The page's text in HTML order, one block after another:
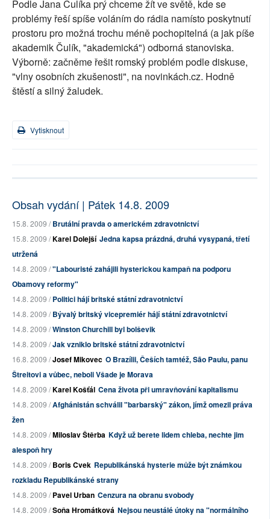
Podle Jana Čulíka prý chceme žít ve světě, kde se
problémy řeší spíše voláním do rádia namísto poskytnutí
prostoru pro možná trochu méně pochopitelná (a jak píše
akademik Čulík, "akademická") odborná stanoviska.
Výborně: začněme řešit romský problém podle diskuse,
"vlny osobních zkušenosti", na novinkách.cz. Hodně
štěstí a silný žaludek.
Vytisknout
Obsah vydání | Pátek 14.8. 2009
15.8. 2009 /Brutální pravda o americkém zdravotnictví
15.8. 2009 /Karel Dolejší Jedna kapsa prázdná, druhá vysypaná, třetí
utržená
14.8. 2009 /"Labouristé zahájili hysterickou kampaň na podporu
Obamovy reformy"
14.8. 2009 /Politici hájí britské státní zdravotnictví
14.8. 2009 /Bývalý britský vicepremiér hájí státní zdravotnictví
14.8. 2009 /Winston Churchill byl bolševik
14.8. 2009 /Jak vzniklo britské státní zdravotnictví
16.8. 2009 /Josef Mikovec O Brazílii, Češích tamtéž, São Paulu, panu
Štreitovi a vůbec, neboli Všade je Morava
14.8. 2009 /Karel Košťál Cena života při umravňování kapitalismu
14.8. 2009 /Afghánistán schválil "barbarský" zákon, jímž omezil práva
žen
14.8. 2009 /Miloslav Štěrba Když už berete lidem chleba, nechte jim
alespoň hry
14.8. 2009 /Boris Cvek Republikánská hysterie může být známkou
rozkladu Republikánské strany
14.8. 2009 /Pavel Urban Cenzura na obranu svobody
14.8. 2009 /Soňa Hromátková Nejsou neustálé útoky na "normálního